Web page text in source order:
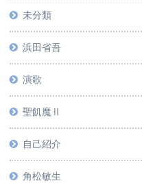
未分類
浜田省吾
演歌
聖飢魔Ⅱ
自己紹介
角松敏生